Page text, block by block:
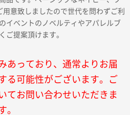
意致しましたので世代を問わずご利
イベントのノベルティやアパレルブ
ご提案頂けます。
あっており、通常よりお届
る可能性がございます。ご
てお問い合わせいただきま
。